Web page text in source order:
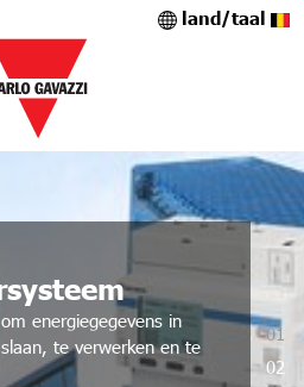
land/taal
energiegegevens in
te verwerken en te
01
02